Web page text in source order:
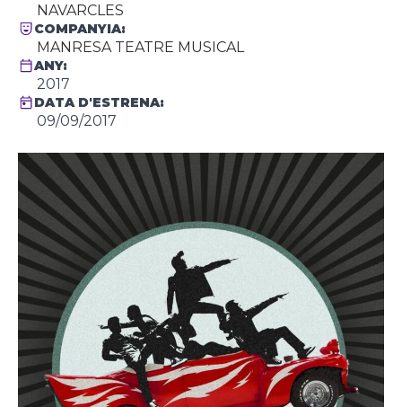
NAVARCLES
COMPANYIA:
MANRESA TEATRE MUSICAL
ANY:
2017
DATA D'ESTRENA:
09/09/2017